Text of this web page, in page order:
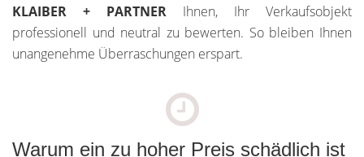
KLAIBER + PARTNER Ihnen, Ihr Verkaufsobjekt
professionell und neutral zu bewerten. So bleiben Ihnen
unangenehme Überraschungen erspart.
Warum ein zu hoher Preis schädlich ist